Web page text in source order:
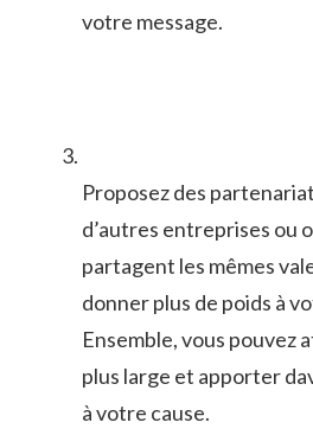
votre message.
Proposez des
d’autres entreprises ou
partagent les mêmes
donner ‌plus de‌ poids à
Ensemble, vous pouvez
plus large ⁤et apporter
à votre cause.